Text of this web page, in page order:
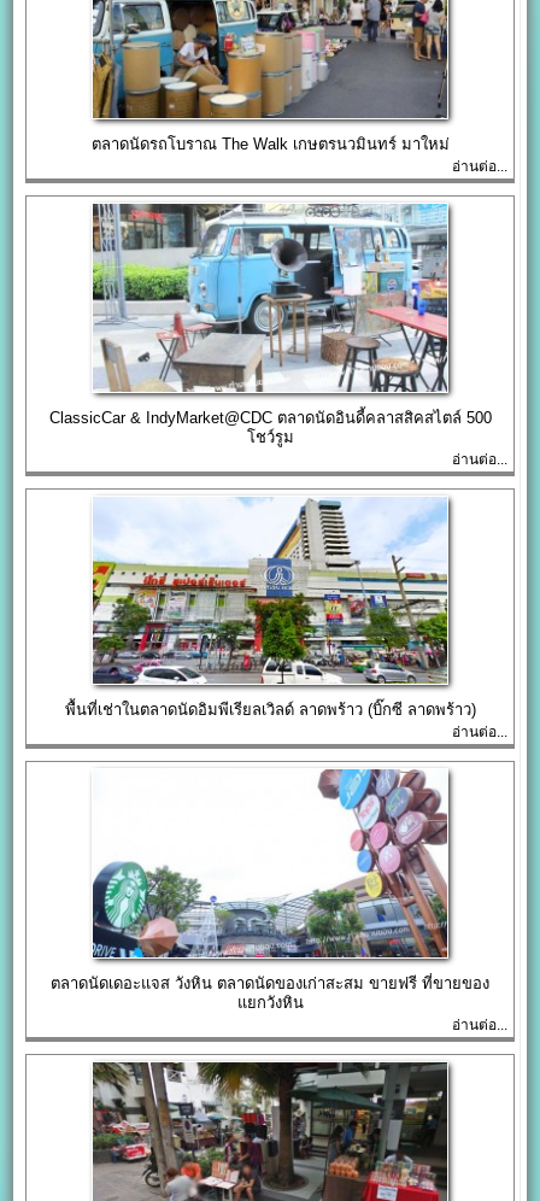
ตลาดนัดรถโบราณ The Walk เกษตรนวมินทร์ มาใหม่
อ่านต่อ...
ClassicCar & IndyMarket@CDC ตลาดนัดอินดี้คลาสสิคสไตล์ 500
โชว์รูม
อ่านต่อ...
พื้นที่เช่าในตลาดนัดอิมพีเรียลเวิลด์ ลาดพร้าว (บิ๊กซี ลาดพร้าว)
อ่านต่อ...
ตลาดนัดเดอะแจส วังหิน ตลาดนัดของเก่าสะสม ขายฟรี ที่ขายของ
แยกวังหิน
อ่านต่อ...